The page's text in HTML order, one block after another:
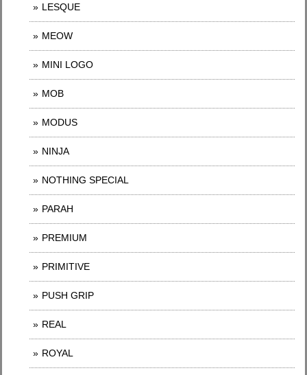
LESQUE
MEOW
MINI LOGO
MOB
MODUS
NINJA
NOTHING SPECIAL
PARAH
PREMIUM
PRIMITIVE
PUSH GRIP
REAL
ROYAL